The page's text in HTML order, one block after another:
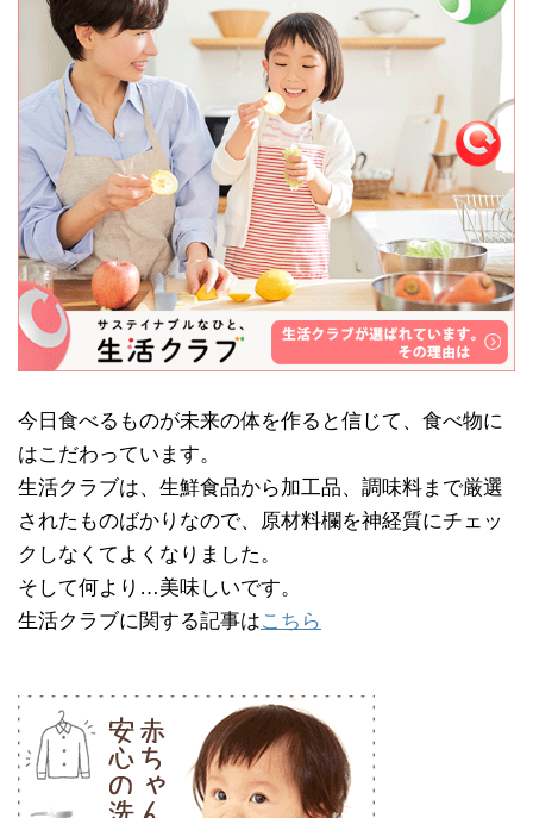
今日食べるものが未来の体を作ると信じて、食べ物に
はこだわっています。
生活クラブは、生鮮食品から加工品、調味料まで厳選
されたものばかりなので、原材料欄を神経質にチェッ
クしなくてよくなりました。
そして何より…美味しいです。
生活クラブに関する記事はこちら